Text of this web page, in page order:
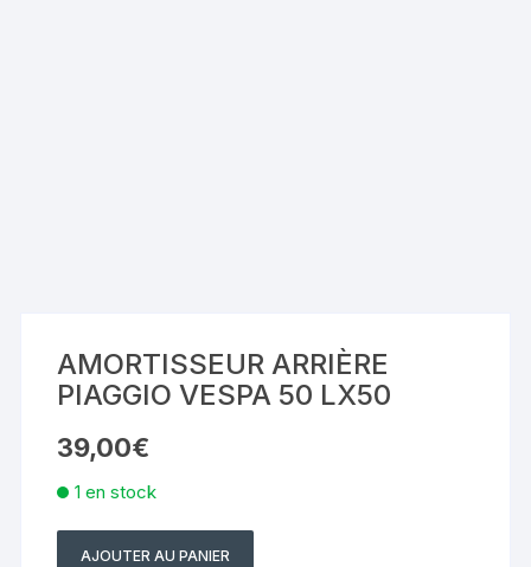
AMORTISSEUR ARRIÈRE
PIAGGIO VESPA 50 LX50
39,00€
1 en stock
AJOUTER AU PANIER